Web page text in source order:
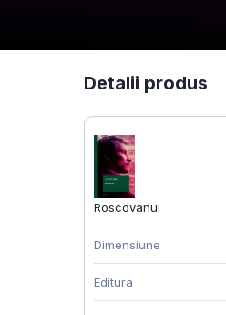
Detalii produs
Roscovanul
Dimensiune
Editura